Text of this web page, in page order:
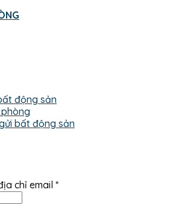
động sản
bất động sản
chỉ email *